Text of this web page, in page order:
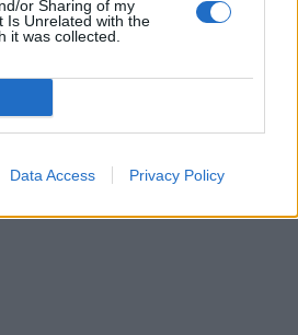
or Sharing of my
Is Unrelated with the
it was collected.
Data Access Privacy Policy